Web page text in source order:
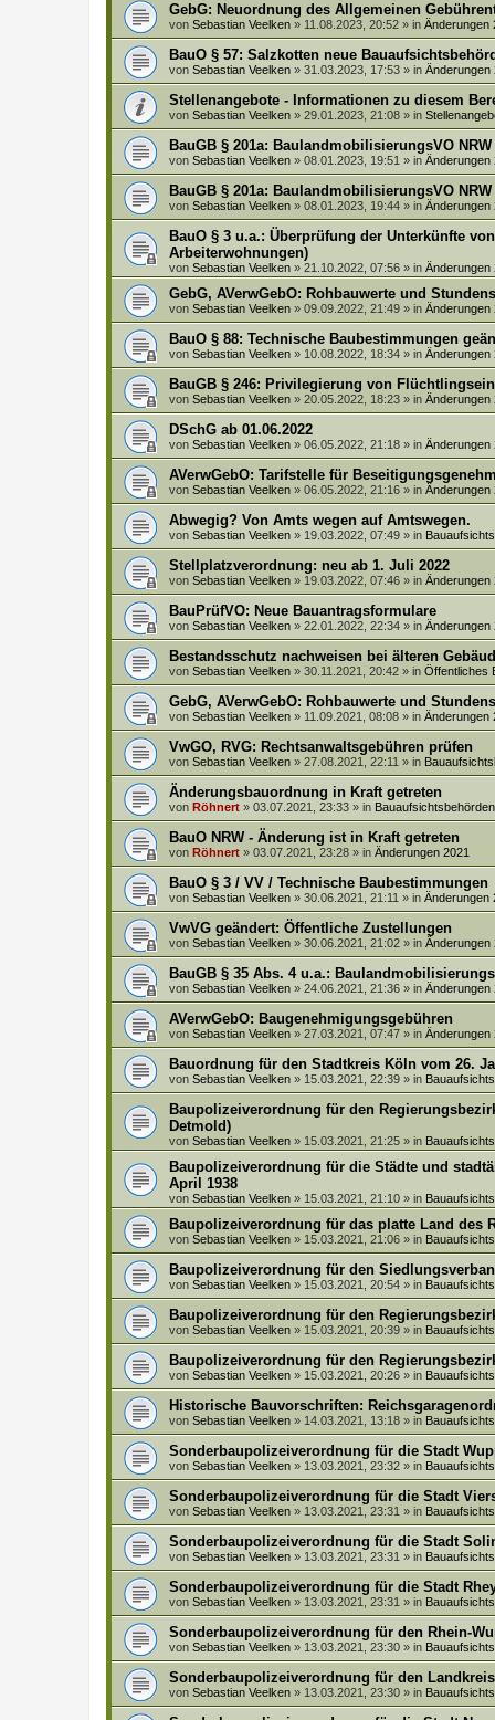
GebG: Neuordnung des Allgemeinen
von Sebastian Veelken » 11.08.2023, 20:52 » in Änderungen
BauO § 57: Salzkotten neue
von Sebastian Veelken » 31.03.2023, 17:53 » in Änderungen
Stellenangebote - Informationen zu diesem
von Sebastian Veelken » 29.01.2023, 21:08 » in
BauGB § 201a: BaulandmobilisierungsVO NRW
von Sebastian Veelken » 08.01.2023, 19:51 » in Änderungen
BauGB § 201a: BaulandmobilisierungsVO NRW
von Sebastian Veelken » 08.01.2023, 19:44 » in Änderungen
BauO § 3 u.a.: Überprüfung der Unterkünfte
Arbeiterwohnungen)
von Sebastian Veelken » 21.10.2022, 07:56 » in Änderungen
GebG, AVerwGebO: Rohbauwerte und
von Sebastian Veelken » 09.09.2022, 21:49 » in Änderungen
BauO § 88: Technische Baubestimmungen
von Sebastian Veelken » 10.08.2022, 18:34 » in Änderungen
BauGB § 246: Privilegierung von
von Sebastian Veelken » 20.05.2022, 18:23 » in Änderungen
DSchG ab 01.06.2022
von Sebastian Veelken » 06.05.2022, 21:18 » in Änderungen
AVerwGebO: Tarifstelle für
von Sebastian Veelken » 06.05.2022, 21:16 » in Änderungen
Abwegig? Von Amts wegen auf Amtswegen.
von Sebastian Veelken » 19.03.2022, 07:49 » in
Stellplatzverordnung: neu ab 1. Juli 2022
von Sebastian Veelken » 19.03.2022, 07:46 » in Änderungen
BauPrüfVO: Neue Bauantragsformulare
von Sebastian Veelken » 22.01.2022, 22:34 » in Änderungen
Bestandsschutz nachweisen bei älteren
von Sebastian Veelken » 30.11.2021, 20:42 » in Öffentliches
GebG, AVerwGebO: Rohbauwerte und
von Sebastian Veelken » 11.09.2021, 08:08 » in Änderungen
VwGO, RVG: Rechtsanwaltsgebühren prüfen
von Sebastian Veelken » 27.08.2021, 22:11 » in
Änderungsbauordnung in Kraft getreten
von Röhnert » 03.07.2021, 23:33 » in
BauO NRW - Änderung ist in Kraft getreten
von Röhnert » 03.07.2021, 23:28 » in Änderungen 2021
BauO § 3 / VV / Technische Baubestimmungen
von Sebastian Veelken » 30.06.2021, 21:11 » in Änderungen
VwVG geändert: Öffentliche Zustellungen
von Sebastian Veelken » 30.06.2021, 21:02 » in Änderungen
BauGB § 35 Abs. 4 u.a.:
von Sebastian Veelken » 24.06.2021, 21:36 » in Änderungen
AVerwGebO: Baugenehmigungsgebühren
von Sebastian Veelken » 27.03.2021, 07:47 » in Änderungen
Bauordnung für den Stadtkreis Köln vom 26.
von Sebastian Veelken » 15.03.2021, 22:39 » in
Baupolizeiverordnung für den
Detmold)
von Sebastian Veelken » 15.03.2021, 21:25 » in
Baupolizeiverordnung für die Städte und
April 1938
von Sebastian Veelken » 15.03.2021, 21:10 » in
Baupolizeiverordnung für das platte Land des
von Sebastian Veelken » 15.03.2021, 21:06 » in
Baupolizeiverordnung für den
von Sebastian Veelken » 15.03.2021, 20:54 » in
Baupolizeiverordnung für den
von Sebastian Veelken » 15.03.2021, 20:39 » in
Baupolizeiverordnung für den
von Sebastian Veelken » 15.03.2021, 20:26 » in
Historische Bauvorschriften:
von Sebastian Veelken » 14.03.2021, 13:18 » in
Sonderbaupolizeiverordnung für die Stadt
von Sebastian Veelken » 13.03.2021, 23:32 » in
Sonderbaupolizeiverordnung für die Stadt
von Sebastian Veelken » 13.03.2021, 23:31 » in
Sonderbaupolizeiverordnung für die Stadt
von Sebastian Veelken » 13.03.2021, 23:31 » in
Sonderbaupolizeiverordnung für die Stadt
von Sebastian Veelken » 13.03.2021, 23:31 » in
Sonderbaupolizeiverordnung für den Rhein-
von Sebastian Veelken » 13.03.2021, 23:30 » in
Sonderbaupolizeiverordnung für den
von Sebastian Veelken » 13.03.2021, 23:30 » in